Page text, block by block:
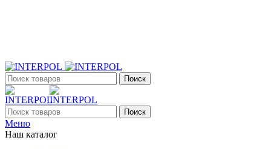
Поиск
Поиск
Меню
Наш каталог